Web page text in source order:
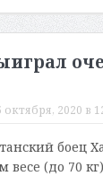
октября, 2020 в
боец
весе (до 70